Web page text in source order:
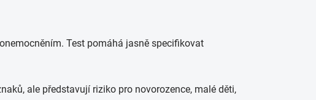
Test pomáhá jasně specifikovat
ale představují riziko pro novorozence, malé děti,